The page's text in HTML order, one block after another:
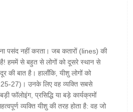
पसंद नहीं करता। जब कतारों (lines) की
हममें से बहुत से लोगों को दूसरे स्थान से
की बात है। हालाँकि, यीशु लोगों को
27)। उनके लिए वह व्यक्ति सबसे
फॉलोइंग, प्रसिद्धि या बड़े कार्यक्रमों
व्यक्ति यीशु की तरह होता है: वह जो